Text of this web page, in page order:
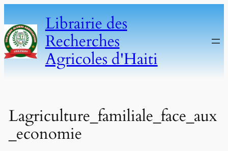
to
content
Librairie des
Recherches
Agricoles d'Haiti
Lagriculture_familiale_face_aux
_economie